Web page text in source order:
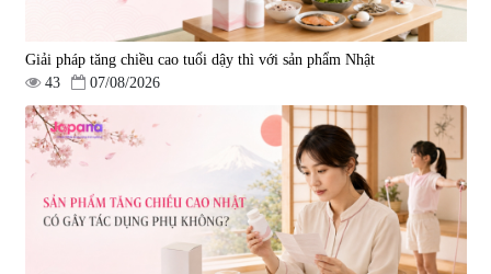
Giải pháp tăng chiều cao tuổi dậy thì với sản phẩm Nhật
43
07/08/2026